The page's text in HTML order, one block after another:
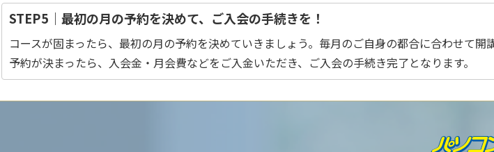
STEP5｜最初の月の予約を決めて、ご入会の手続きを！
コースが固まったら、最初の月の予約を決めていきましょう。毎月のご自身の都合に合わせて
予約が決まったら、入会金・月会費などをご入金いただき、ご入会の手続き完了となります。